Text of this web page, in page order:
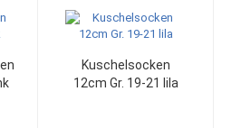
Kuschelsocken
12cm Gr. 19-21 lila